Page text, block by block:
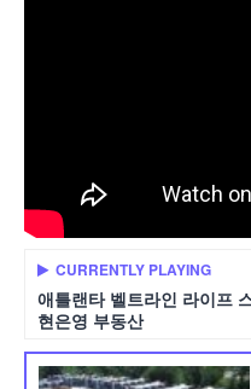
CURRENTLY PLAYING
애틀랜타 벨트라인 라이프
현은영 부동산